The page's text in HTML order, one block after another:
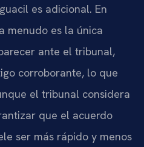
es adicional. En
menudo es la única
ante el tribunal,
corroborante, lo que
el tribunal considera
que el acuerdo
ser más rápido y menos